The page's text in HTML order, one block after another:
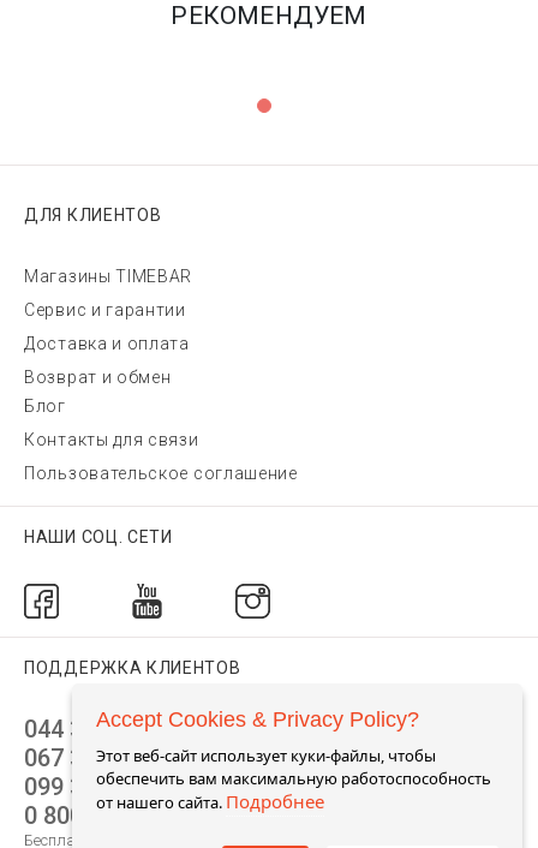
РЕКОМЕНДУЕМ
ДЛЯ КЛИЕНТОВ
Магазины TIMEBAR
Сервис и гарантии
Доставка и оплата
Возврат и обмен
Блог
Контакты для связи
Пользовательское соглашение
НАШИ СОЦ. СЕТИ
ПОДДЕРЖКА КЛИЕНТОВ
044 392 44 45
067 344 14 44 (viber)
099 399 23 80
0 800 305 805
Бесплатно по Украине
Accept Cookies & Privacy Policy?
Этот веб-сайт использует куки-файлы, чтобы
обеспечить вам максимальную работоспособность
от нашего сайта. Подробнее